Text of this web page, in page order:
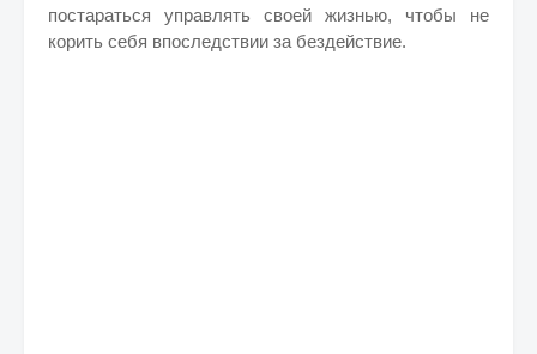
постараться управлять своей жизнью, чтобы не
корить себя впоследствии за бездействие.